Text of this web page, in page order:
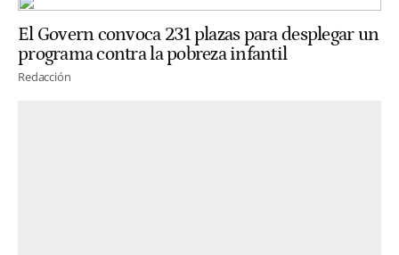
El Govern convoca 231 plazas para desplegar un
programa contra la pobreza infantil
Redacción